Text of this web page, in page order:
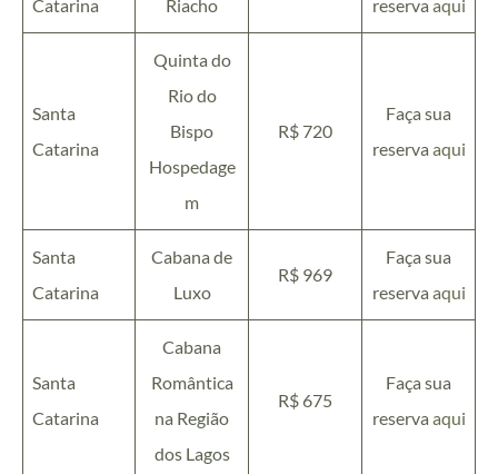
Catarina
Riacho
reserva aqui
Santa
Catarina
Quinta do
Rio do
Bispo
Hospedage
m
R$ 720
Faça sua
reserva aqui
Santa
Catarina
Cabana de
Luxo
R$ 969
Faça sua
reserva aqui
Santa
Catarina
Cabana
Romântica
na Região
dos Lagos
R$ 675
Faça sua
reserva aqui